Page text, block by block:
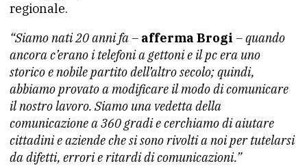
regionale.
“Siamo nati 20 anni fa – afferma Brogi – quando
ancora c’erano i telefoni a gettoni e il pc era uno
storico e nobile partito dell’altro secolo; quindi,
abbiamo provato a modificare il modo di comunicare
il nostro lavoro. Siamo una vedetta della
comunicazione a 360 gradi e cerchiamo di aiutare
cittadini e aziende che si sono rivolti a noi per tutelarsi
da difetti, errori e ritardi di comunicazioni.”